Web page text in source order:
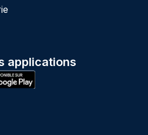
applications